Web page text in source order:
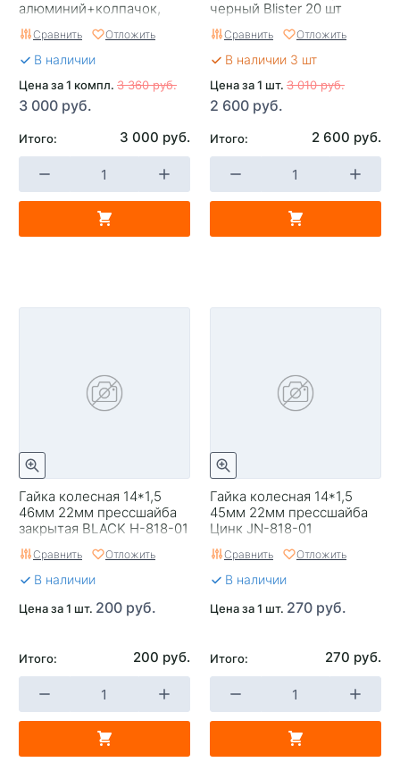
алюминий+колпачок,
Пуля Blister 20 шт, Синий
Сравнить Отложить
В наличии
Цена за 1 компл. 3 360 руб.
3 000 руб.
Итого: 3 000 руб.
черный Blister 20 шт
Сравнить Отложить
В наличии 3 шт
Цена за 1 шт. 3 010 руб.
2 600 руб.
Итого: 2 600 руб.
Гайка колесная 14*1,5
46мм 22мм прессшайба
закрытая BLACK H-818-01
Сравнить Отложить
В наличии
Цена за 1 шт. 200 руб.
Итого: 200 руб.
Гайка колесная 14*1,5
45мм 22мм прессшайба
Цинк JN-818-01
Сравнить Отложить
В наличии
Цена за 1 шт. 270 руб.
Итого: 270 руб.